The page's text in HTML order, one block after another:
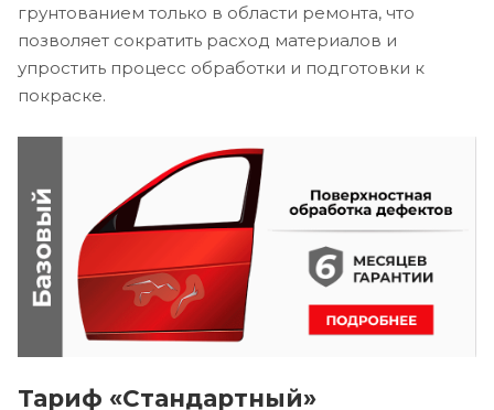
грунтованием только в области ремонта, что
позволяет сократить расход материалов и
упростить процесс обработки и подготовки к
покраске.
Тариф «Стандартный»